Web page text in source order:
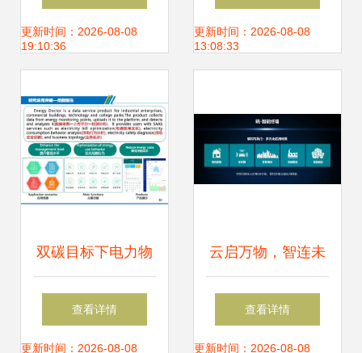
入新阶段
更新时间：2026-08-08
19:10:36
先的物联网芯片企
更新时间：2026-08-08
13:08:33
双碳目标下电力物
联网助力推进能源
系统转型升级
查看详情
更新时间：2026-08-08
云启万物，智连未
来 乙辰科技发布
All-in-One物联网解
查看详情
更新时间：2026-08-08